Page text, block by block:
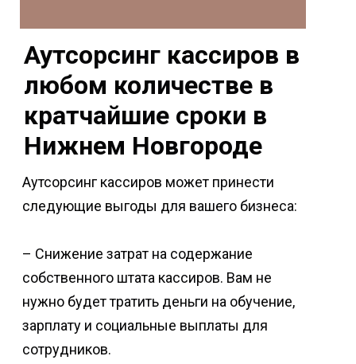
Аутсорсинг кассиров может принести
следующие выгоды для вашего бизнеса:
– Снижение затрат на содержание
собственного штата кассиров. Вам не
нужно будет тратить деньги на обучение,
зарплату и социальные выплаты для
сотрудников.
Аутсорсинг кассиров в
любом количестве в
кратчайшие сроки в
Нижнем Новгороде